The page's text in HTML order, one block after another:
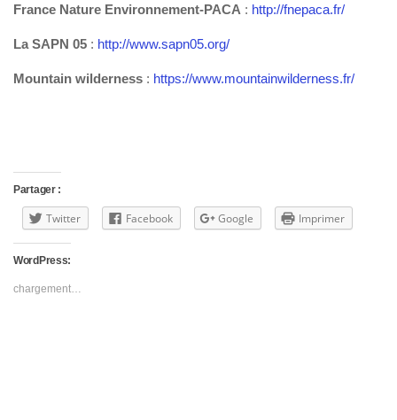
France Nature Environnement-PACA : http://fnepaca.fr/
La SAPN 05 : http://www.sapn05.org/
Mountain wilderness : https://www.mountainwilderness.fr/
Partager :
Twitter Facebook Google Imprimer
WordPress:
chargement…